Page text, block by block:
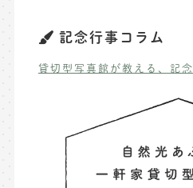
記念行事コラム
貸切型写真館が教える、記